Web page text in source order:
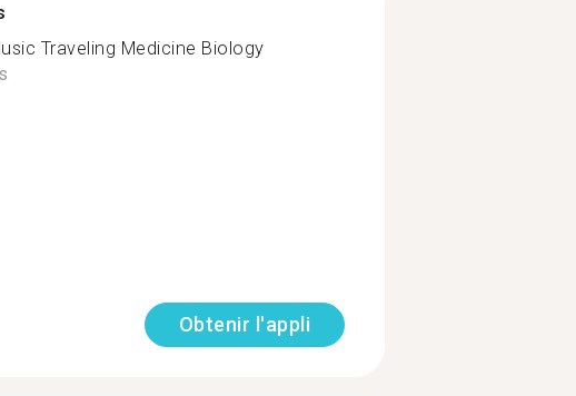
Traveling Medicine Biology
Obtenir l'appli